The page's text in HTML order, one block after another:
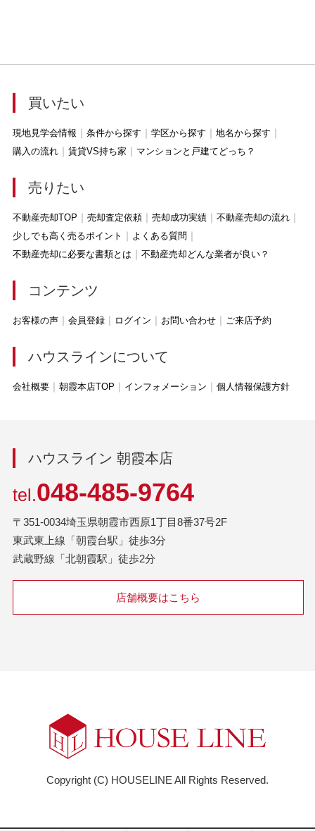
買いたい
現地見学会情報 条件から探す 学区から探す
地名から探す
購入の流れ
賃貸VS持ち家 マンションと戸建てどっち？
売りたい
不動産売却TOP 売却査定依頼 売却成功実績
不動産売却の流れ
少しでも高く売るポイント
よくある質問
不動産売却に必要な書類とは
不動産売却どんな業者が良い？
コンテンツ
お客様の声 会員登録 ログイン お問い合わせ ご来店予約
ハウスラインについて
会社概要 朝霞本店TOP インフォメーション 個人情報保護方針
ハウスライン 朝霞本店
tel.048-485-9764
〒351-0034埼玉県朝霞市西原1丁目8番37号2F
東武東上線「朝霞台駅」徒歩3分
武蔵野線「北朝霞駅」徒歩2分
店舗概要はこちら
Copyright (C) HOUSELINE All Rights Reserved.